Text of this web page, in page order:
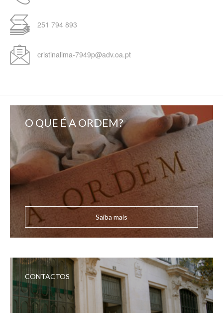
251 794 893
cristinalima-7949p@adv.oa.pt
O QUE É A ORDEM?
Saiba mais
CONTACTOS